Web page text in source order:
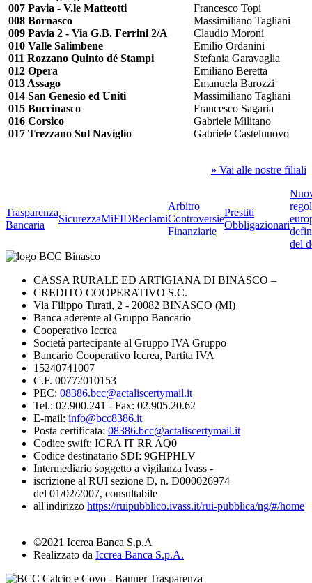
007 Pavia - V.le Matteotti
Francesco Topi
008 Bornasco
Massimiliano Tagliani
009 Pavia 2 - Via G.B. Ferrini 2/A
Claudio Moroni
010 Valle Salimbene
Emilio Ordanini
011 Rozzano Quinto dé Stampi
Stefania Garavaglia
012 Opera
Emiliano Beretta
013 Assago
Emanuela Barozzi
014 San Genesio ed Uniti
Massimiliano Tagliani
015 Buccinasco
Francesco Sagaria
016 Corsico
Gabriele Militano
017 Trezzano Sul Naviglio
Gabriele Castelnuovo
» Vai alle nostre filiali
Trasparenza
Bancaria
SicurezzaMiFIDReclami
Arbitro
Controversie
Finanziarie
Prestiti
Obbligazionari
del
CASSA RURALE ED ARTIGIANA DI BINASCO –
CREDITO COOPERATIVO S.C.
Via Filippo Turati, 2 - 20082 BINASCO (MI)
Banca aderente al Gruppo Bancario
Cooperativo Iccrea
Società partecipante al Gruppo IVA Gruppo
Bancario Cooperativo Iccrea, Partita IVA
15240741007
C.F. 00772010153
PEC: 08386.bcc@actaliscertymail.it
Tel.: 02.900.241 - Fax: 02.905.20.62
E-mail: info@bcc8386.it
Posta certificata: 08386.bcc@actaliscertymail.it
Codice swift: ICRA IT RR AQ0
Codice destinatario SDI: 9GHPHLV
Intermediario soggetto a vigilanza Ivass -
iscrizione al RUI sezione D, n. D000026974
del 01/02/2007, consultabile
all'indirizzo https://ruipubblico.ivass.it/rui-pubblica/ng/#/home
©2021 Iccrea Banca S.p.A
Realizzato da Iccrea Banca S.p.A.